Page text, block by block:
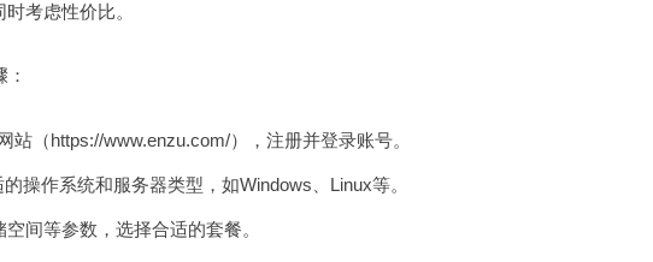
考虑性价比。
（https://www.enzu.com/），注册并登录账号。
操作系统和服务器类型，如Windows、Linux等。
间等参数，选择合适的套餐。